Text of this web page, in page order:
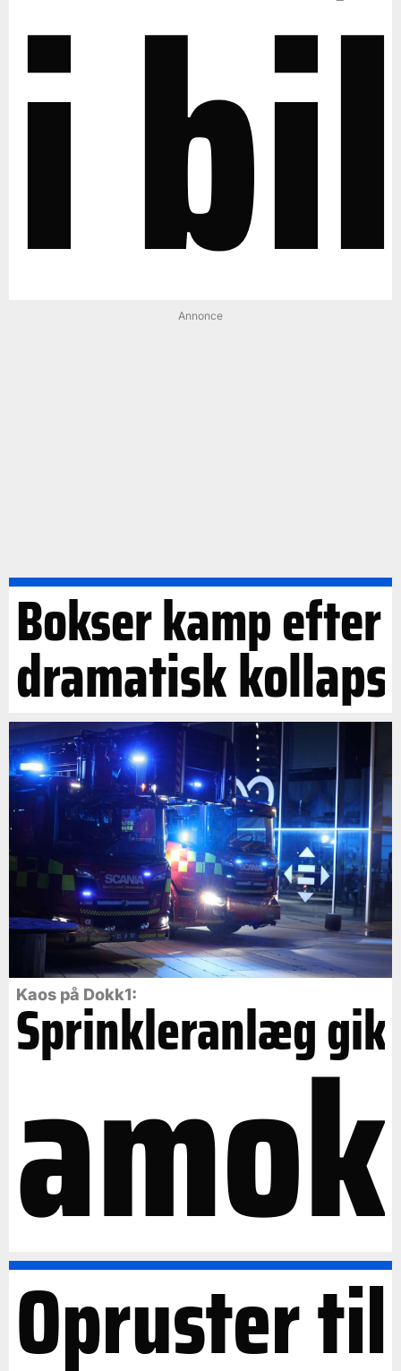
i bil
Annonce
Bokser kamp efter
dramatisk kollaps
Kaos på Dokk1:
Sprinkleranlæg gik
amok
Opruster til